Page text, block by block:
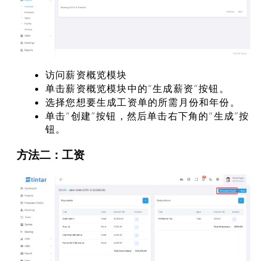
访问薪资概览模块
单击薪资概览模块中的“生成薪资”按钮。
选择您想要生成工资单的所需月份和年份。
单击“创建”按钮，然后单击右下角的“生成”按
钮。
方法二：工资